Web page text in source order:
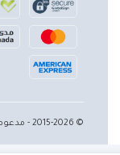
© 2015-2026 - مدعوم من Ekuep. كل الحقوق محفوظة